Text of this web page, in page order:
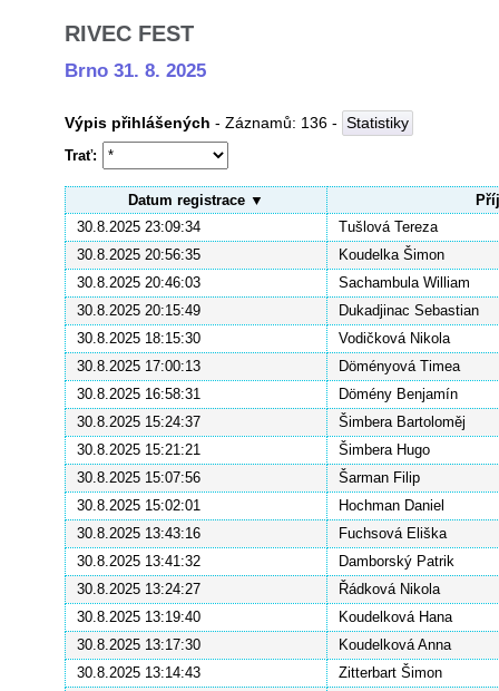
RIVEC FEST
Brno 31. 8. 2025
Výpis přihlášených - Záznamů: 136 - Statistiky
Trať
Datum registrace
30.8.2025 23:09:34
Tušlová Tereza
30.8.2025 20:56:35
Koudelka Šimon
30.8.2025 20:46:03
Sachambula William
30.8.2025 20:15:49
Dukadjinac Sebastian
30.8.2025 18:15:30
Vodičková Nikola
30.8.2025 17:00:13
Döményová Timea
30.8.2025 16:58:31
Dömény Benjamín
30.8.2025 15:24:37
Šimbera Bartoloměj
30.8.2025 15:21:21
Šimbera Hugo
30.8.2025 15:07:56
Šarman Filip
30.8.2025 15:02:01
Hochman Daniel
30.8.2025 13:43:16
Fuchsová Eliška
30.8.2025 13:41:32
Damborský Patrik
30.8.2025 13:24:27
Řádková Nikola
30.8.2025 13:19:40
Koudelková Hana
30.8.2025 13:17:30
Koudelková Anna
30.8.2025 13:14:43
Zitterbart Šimon